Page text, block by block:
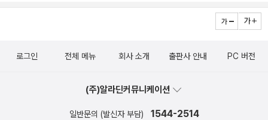
로그인 전체 메뉴 회사 소개 출판사 안내 PC 버전
(주)알라딘커뮤니케이션
일반문의 (발신자 부담) 1544-2514